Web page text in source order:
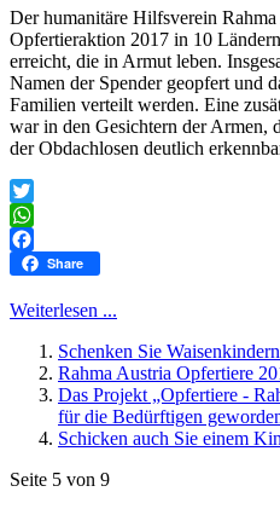
Der humanitäre Hilfsverein
Opfertieraktion 2017 in 10
erreicht, die in Armut leben.
Namen der Spender geopfert und
Familien verteilt werden. Eine
war in den Gesichtern der Armen,
der Obdachlosen deutlich
Twitter
WhatsApp
Facebook
Share
Weiterlesen ...
Schenken Sie
Rahma Austria Opfertiere
Das Projekt „Opfertiere -
für die Bedürftigen
Schicken auch Sie einem
Seite 5 von 9